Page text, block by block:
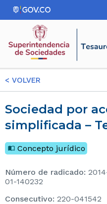
< VOLVER
Sociedad por acciones
simplificada –
Concepto jurídico
Número de radicado:
01-140232
consecutivo: 220-041542